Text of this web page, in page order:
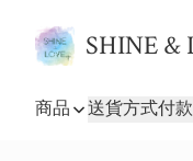
SHINE &
商品 送貨方式付